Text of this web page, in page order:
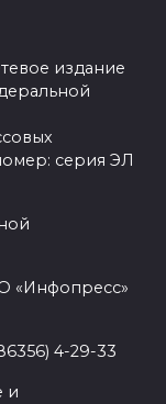
издание
серия ЭЛ
«Инфопресс»
4-29-33
и